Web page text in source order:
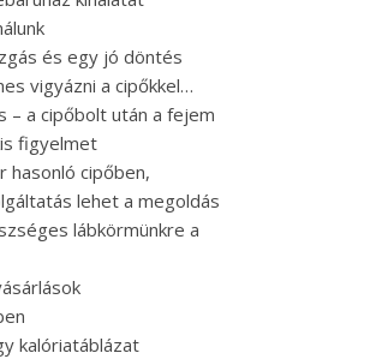
és egy jó döntés
vigyázni a cipőkkel…
– a cipőbolt után a fejem
figyelmet
hasonló cipőben,
lehet a megoldás
lábkörmünkre a
kalóriatáblázat